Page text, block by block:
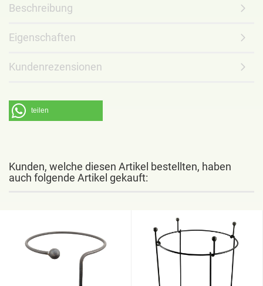
Beschreibung
Eigenschaften
Kundenrezensionen
teilen
Kunden, welche diesen Artikel bestellten, haben
auch folgende Artikel gekauft: